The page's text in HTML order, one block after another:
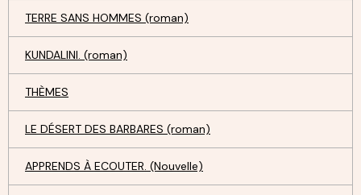
TERRE SANS HOMMES (roman)
KUNDALINI. (roman)
THÈMES
LE DÉSERT DES BARBARES (roman)
APPRENDS À ECOUTER. (Nouvelle)